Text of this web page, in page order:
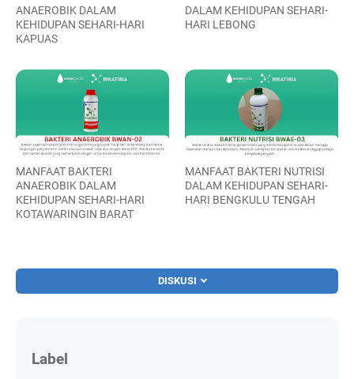
ANAEROBIK DALAM
KEHIDUPAN SEHARI-HARI
KAPUAS
DALAM KEHIDUPAN SEHARI-
HARI LEBONG
MANFAAT BAKTERI
ANAEROBIK DALAM
KEHIDUPAN SEHARI-HARI
KOTAWARINGIN BARAT
MANFAAT BAKTERI NUTRISI
DALAM KEHIDUPAN SEHARI-
HARI BENGKULU TENGAH
DISKUSI
Label